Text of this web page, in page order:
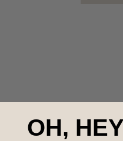
OH,